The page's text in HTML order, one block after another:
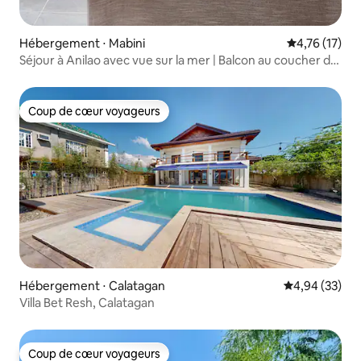
Hébergement ⋅ Mabini Évaluation
4,76 (17)
Séjour à Anilao avec vue sur la mer | Balcon au coucher du
Coup de cœur voyageurs
Coup de cœur voyageurs
Hébergement ⋅ Calatagan Évaluation
4,94 (33)
Villa Bet Resh, Calatagan
Coup de cœur voyageurs